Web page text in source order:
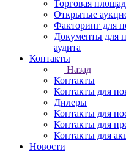
Торговая
Открытые
Факторинг для
Документы для
аудита
Контакты
Назад
Контакты
Контакты для
Дилеры
Контакты для
Контакты для
Контакты для
Новости